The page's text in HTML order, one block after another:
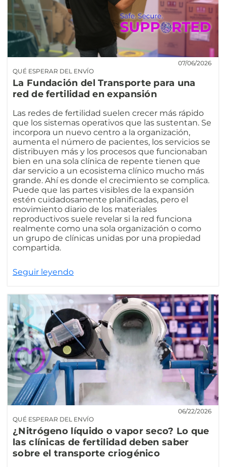
QUÉ ESPERAR DEL ENVÍO
07/06/2026
La Fundación del Transporte para una
red de fertilidad en expansión
Las redes de fertilidad suelen crecer más rápido
que los sistemas operativos que las sustentan. Se
incorpora un nuevo centro a la organización,
aumenta el número de pacientes, los servicios se
distribuyen más y los procesos que funcionaban
bien en una sola clínica de repente tienen que
dar servicio a un ecosistema clínico mucho más
grande. Ahí es donde el crecimiento se complica.
Puede que las partes visibles de la expansión
estén cuidadosamente planificadas, pero el
movimiento diario de los materiales
reproductivos suele revelar si la red funciona
realmente como una sola organización o como
un grupo de clínicas unidas por una propiedad
compartida.
Seguir leyendo
QUÉ ESPERAR DEL ENVÍO
06/22/2026
¿Nitrógeno líquido o vapor seco? Lo que
las clínicas de fertilidad deben saber
sobre el transporte criogénico